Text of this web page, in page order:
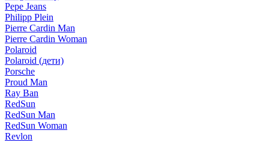
Pepe Jeans
Philipp Plein
Pierre Cardin Man
Pierre Cardin Woman
Polaroid
Polaroid (дети)
Porsche
Proud Man
Ray Ban
RedSun
RedSun Man
RedSun Woman
Revlon